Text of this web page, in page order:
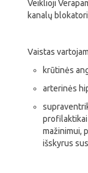
Veiklioji
kanalų
Vaistas
krūtinės
arterinės
mažinimui,
išskyrus